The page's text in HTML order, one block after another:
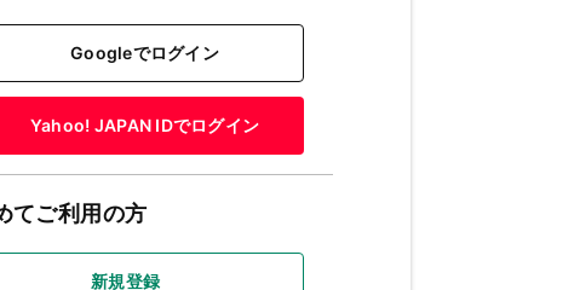
Googleでログイン
Yahoo! JAPAN IDでログイン
てご利用の方
新規登録